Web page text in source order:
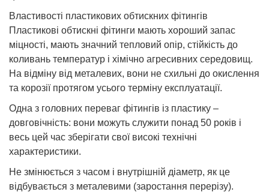
Властивості пластикових обтискних фітингів
Пластикові обтискні фітинги мають хороший запас
міцності, мають значний тепловий опір, стійкість до
коливань температур і хімічно агресивних середовищ.
На відміну від металевих, вони не схильні до окислення
та корозії протягом усього терміну експлуатації.
Одна з головних переваг фітингів із пластику –
довговічність: вони можуть служити понад 50 років і
весь цей час зберігати свої високі технічні
характеристики.
Не змінюється з часом і внутрішній діаметр, як це
відбувається з металевими (заростання перерізу).